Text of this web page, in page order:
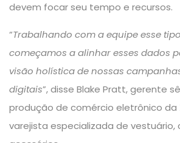
devem focar seu tempo e recursos.
“Trabalhando com a equipe esse
começamos a alinhar esses dados
visão holística de nossas
digitais”, disse Blake Pratt, gerente
produção de comércio eletrônico da
varejista especializada de vestuário,